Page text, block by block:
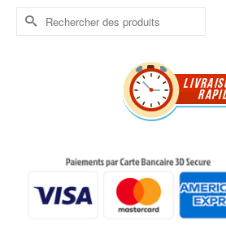
Rechercher :